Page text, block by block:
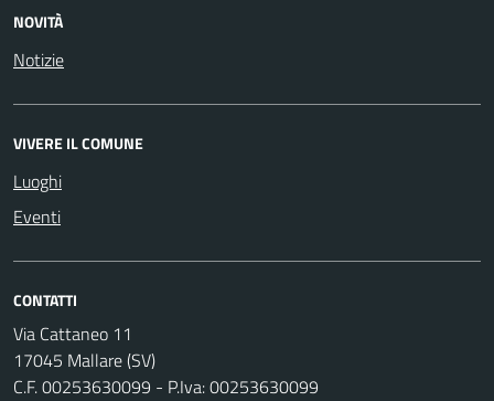
NOVITÀ
Notizie
VIVERE IL COMUNE
Luoghi
Eventi
CONTATTI
Via Cattaneo 11
17045 Mallare (SV)
C.F. 00253630099 - P.Iva: 00253630099